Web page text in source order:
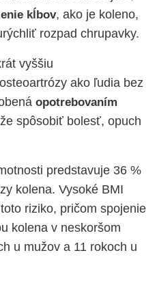
kĺbov, ako je koleno,
rozpad chrupavky.
vyššiu
ako ľudia bez
opotrebovaním
spôsobiť bolesť, opuch
predstavuje 36 %
kolena. Vysoké BMI
riziko, pričom spojenie
kolena v neskoršom
u mužov a 11 rokoch u